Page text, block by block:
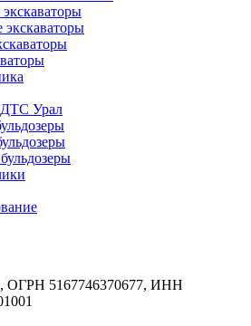
ДТС Урал
5167746370677, ИНН